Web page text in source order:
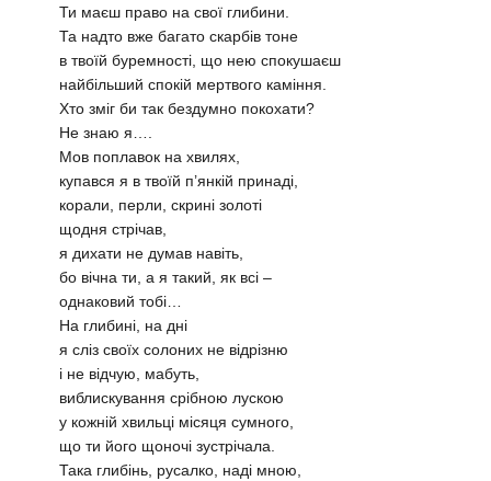
Ти маєш право на свої глибини.
Та надто вже багато скарбів тоне
в твоїй буремності, що нею спокушаєш
найбільший спокій мертвого каміння.
Хто зміг би так бездумно покохати?
Не знаю я….
Мов поплавок на хвилях,
купався я в твоїй п’янкій принаді,
корали, перли, скрині золоті
щодня стрічав,
я дихати не думав навіть,
бо вічна ти, а я такий, як всі –
однаковий тобі…
На глибині, на дні
я сліз своїх солоних не відрізню
і не відчую, мабуть,
виблискування срібною лускою
у кожній хвильці місяця сумного,
що ти його щоночі зустрічала.
Така глибінь, русалко, наді мною,